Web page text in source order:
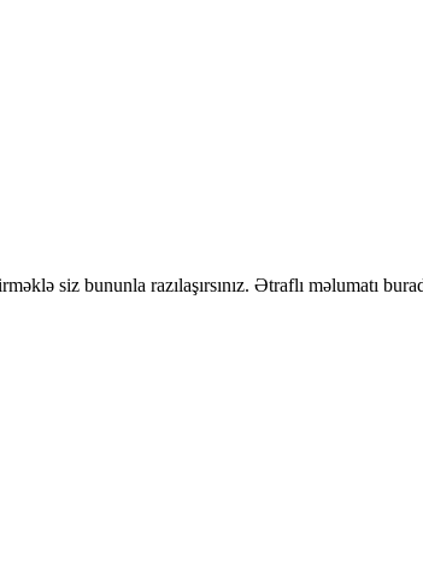
siz bununla razılaşırsınız. Ətraflı məlumatı